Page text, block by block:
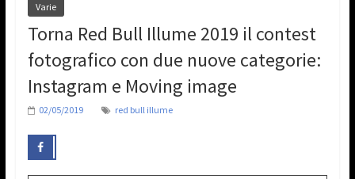
Varie
Torna Red Bull Illume 2019 il contest
fotografico con due nuove categorie:
Instagram e Moving image
02/05/2019 red bull illume